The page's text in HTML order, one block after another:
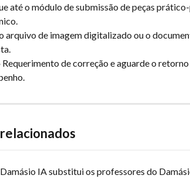
até o módulo de submissão de peças
arquivo de imagem digitalizado ou o
Requerimento de correção e aguarde o
IA substitui os professores do